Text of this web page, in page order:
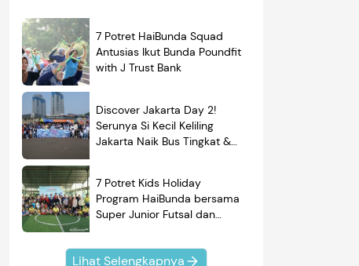
7 Potret HaiBunda Squad
Antusias Ikut Bunda Poundfit
with J Trust Bank
Discover Jakarta Day 2!
Serunya Si Kecil Keliling
Jakarta Naik Bus Tingkat &
7 Potret Kids Holiday
Program HaiBunda bersama
Super Junior Futsal dan
Kompak Banget!
Lihat Selengkapnya